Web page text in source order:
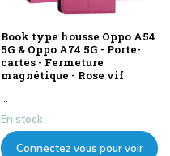
Book type housse Oppo A54
5G & Oppo A74 5G - Porte-
cartes - Fermeture
magnétique - Rose vif
...
En stock
Connectez vous pour voir